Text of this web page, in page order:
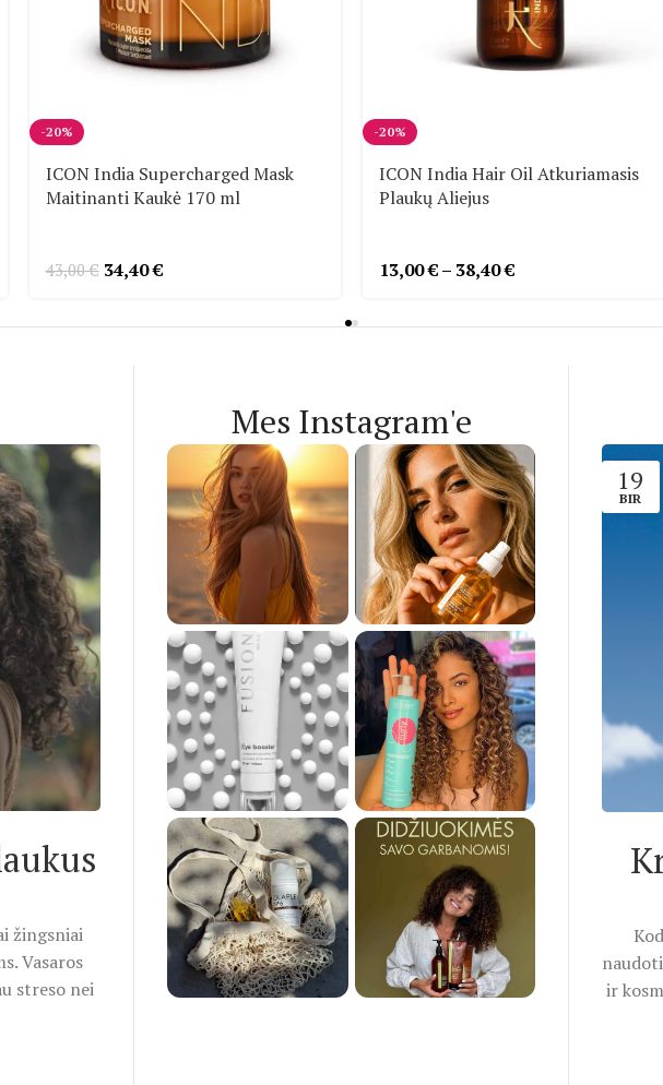
-20%
ICON India Supercharged Mask
Maitinanti Kaukė 170 ml
43,00€ 34,40€
-20%
ICON India Hair Oil Atkuriamasis
Plaukų Aliejus
13,00€– 38,40€
žingsniai
Vasaros
streso nei
Mes Instagram'e
19
BIR
ir